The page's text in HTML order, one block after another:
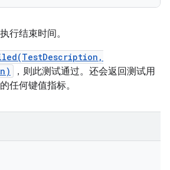
行结束时间。
，则此测试通过。还会返回测试用
任何键值指标。